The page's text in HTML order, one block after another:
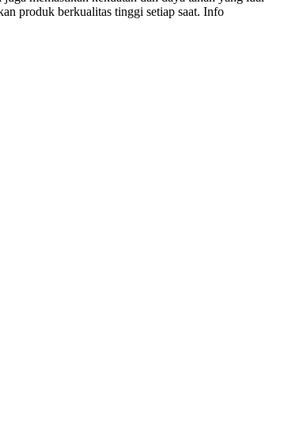
produk berkualitas tinggi setiap saat. Info